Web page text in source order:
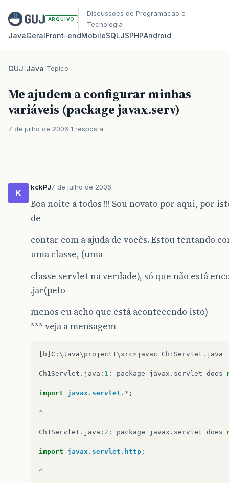
ARQUIVO
Discussoes de Programacao e
Tecnologia
JavaGeralFront‑endMobileSQLJSPHPAndroid
GUJ/Java/Topico
Me ajudem a configurar minhas
variáveis (package javax.serv)
7 de julho de 2006 1 resposta
K
kckPJ7 de julho de 2006
Boa noite a todos !!! Sou novato por aqui, por
de
contar com a ajuda de vocês. Estou tentando
uma classe, (uma
classe servlet na verdade), só que não está
.jar(pelo
menos eu acho que está acontecendo isto)
*** veja a mensagem
b C : \Java\ project1 \ src>javac Ch1Servlet . java
Ch1Servlet . java : 1 : package javax . servlet does
import javax.servlet. * ;
^
Ch1Servlet . java : 2 : package javax . servlet does
import javax.servlet.http ;
^